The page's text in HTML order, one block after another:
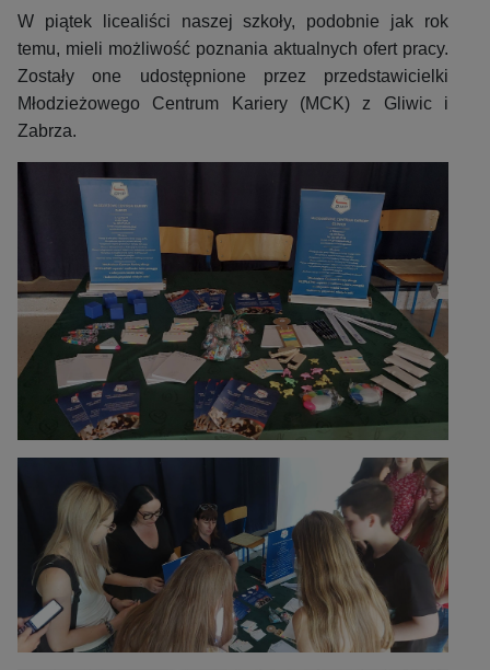
W piątek licealiści naszej szkoły, podobnie jak rok
temu, mieli możliwość poznania aktualnych ofert pracy.
Zostały one udostępnione przez przedstawicielki
Młodzieżowego Centrum Kariery (MCK) z Gliwic i
Zabrza.